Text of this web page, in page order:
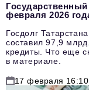
февраля 2026
Госдолг
составил 97,9
кредиты. Что еще
в материале.
17 февраля 16:10